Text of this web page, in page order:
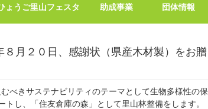
ょうご里山フェスタ 助成事業 団体情報
月２０日、感謝状（県産木材製）をお贈
べきサステナビリティのテーマとして生物多様性の保
し、「住友倉庫の森」として里山林整備をします。